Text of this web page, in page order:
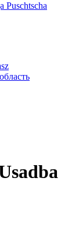
Puschtscha